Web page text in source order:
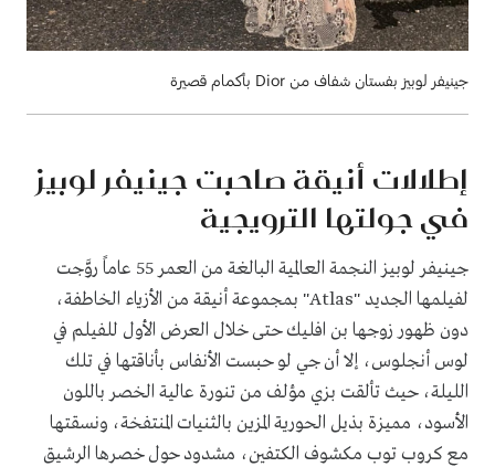
جينيفر لوبيز بفستان شفاف من Dior بأكمام قصيرة
إطلالات أنيقة صاحبت جينيفر لوبيز
في جولتها الترويجية
جينيفر لوبيز النجمة العالمية البالغة من العمر 55 عاماً روَّجت
لفيلمها الجديد "Atlas" بمجموعة أنيقة من الأزياء الخاطفة،
دون ظهور زوجها بن افليك حتى خلال العرض الأول للفيلم في
لوس أنجلوس، إلا أن جي لو حبست الأنفاس بأناقتها في تلك
الليلة، حيث تألقت بزي مؤلف من تنورة عالية الخصر باللون
الأسود، مميزة بذيل الحورية المزين بالثنيات المنتفخة، ونسقتها
مع كروب توب مكشوف الكتفين، مشدود حول خصرها الرشيق